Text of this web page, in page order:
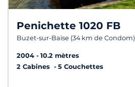
Penichette 1020 FB
Buzet-sur-Baïse (34 km de Condom)
2004
10.2 mètres
2 Cabines
5 Couchettes